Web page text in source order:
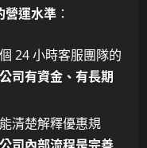
營運水準 ：
24 小時客服團隊的
公司有資金、有長期
清楚解釋優惠規